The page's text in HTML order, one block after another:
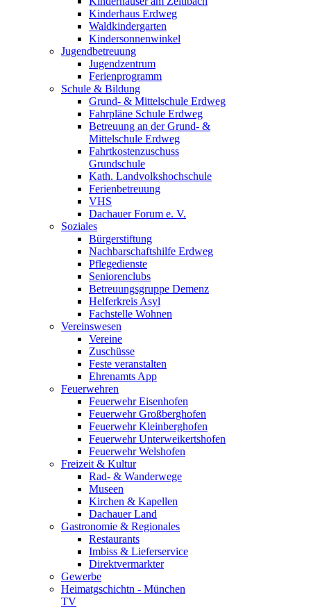
Kinderhaus Erdweg
Waldkindergarten
Kindersonnenwinkel
Jugendbetreuung
Jugendzentrum
Ferienprogramm
Schule & Bildung
Grund- & Mittelschule Erdweg
Fahrpläne Schule Erdweg
Betreuung an der Grund- &
Mittelschule Erdweg
Fahrtkostenzuschuss
Grundschule
Kath. Landvolkshochschule
Ferienbetreuung
VHS
Dachauer Forum e. V.
Soziales
Bürgerstiftung
Nachbarschaftshilfe Erdweg
Pflegedienste
Seniorenclubs
Betreuungsgruppe Demenz
Helferkreis Asyl
Fachstelle Wohnen
Vereinswesen
Vereine
Zuschüsse
Feste veranstalten
Ehrenamts App
Feuerwehren
Feuerwehr Eisenhofen
Feuerwehr Großberghofen
Feuerwehr Kleinberghofen
Feuerwehr Unterweikertshofen
Feuerwehr Welshofen
Freizeit & Kultur
Rad- & Wanderwege
Museen
Kirchen & Kapellen
Dachauer Land
Gastronomie & Regionales
Restaurants
Imbiss & Lieferservice
Direktvermarkter
Gewerbe
Heimatgschichtn - München
TV